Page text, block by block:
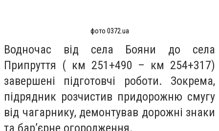
фото 0372.ua
Водночас від села Бояни до села
Припруття ( км 251+490 – км 254+317)
завершені підготовчі роботи. Зокрема,
підрядник розчистив придорожню смугу
від чагарнику, демонтував дорожні знаки
та бар’єрне огородження.